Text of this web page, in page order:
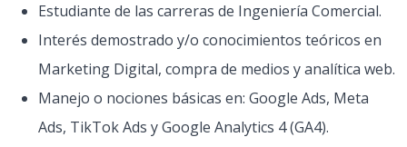
Estudiante de las carreras de Ingeniería Comercial.
Interés demostrado y/o conocimientos teóricos en
Marketing Digital, compra de medios y analítica web.
Manejo o nociones básicas en: Google Ads, Meta
Ads, TikTok Ads y Google Analytics 4 (GA4).